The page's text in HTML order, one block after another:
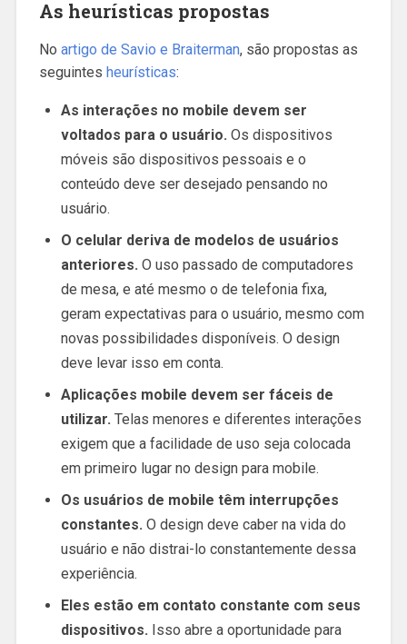
As heurísticas propostas
No artigo de Savio e Braiterman, são propostas as
seguintes heurísticas:
As interações no mobile devem ser
voltados para o usuário. Os dispositivos
móveis são dispositivos pessoais e o
conteúdo deve ser desejado pensando no
usuário.
O celular deriva de modelos de usuários
anteriores. O uso passado de computadores
de mesa, e até mesmo o de telefonia fixa,
geram expectativas para o usuário, mesmo com
novas possibilidades disponíveis. O design
deve levar isso em conta.
Aplicações mobile devem ser fáceis de
utilizar. Telas menores e diferentes interações
exigem que a facilidade de uso seja colocada
em primeiro lugar no design para mobile.
Os usuários de mobile têm interrupções
constantes. O design deve caber na vida do
usuário e não distrai-lo constantemente dessa
experiência.
Eles estão em contato constante com seus
dispositivos. Isso abre a oportunidade para